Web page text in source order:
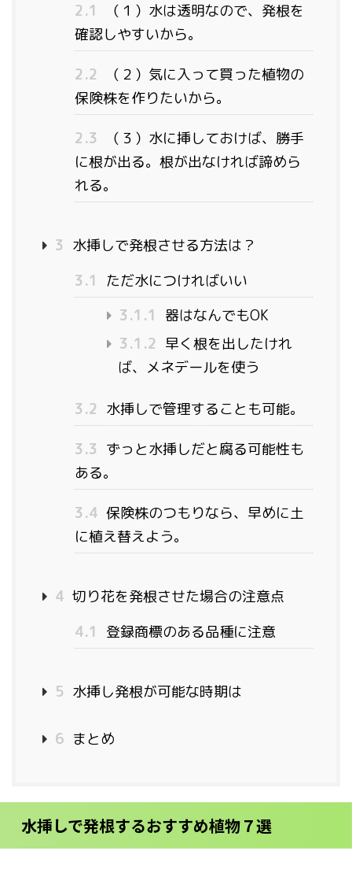
2.1
（１）水は透明なので、発根を
確認しやすいから。
2.2
（２）気に入って買った植物の
保険株を作りたいから。
2.3
（３）水に挿しておけば、勝手
に根が出る。根が出なければ諦めら
れる。
3 水挿しで発根させる方法は？
3.1
ただ水につければいい
3.1.1
器はなんでもOK
3.1.2 早く根を出したけれ
ば、メネデールを使う
3.2 水挿しで管理することも可能。
3.3 ずっと水挿しだと腐る可能性も
ある。
3.4 保険株のつもりなら、早めに土
に植え替えよう。
4 切り花を発根させた場合の注意点
4.1
登録商標のある品種に注意
5 水挿し発根が可能な時期は
6 まとめ
水挿しで発根するおすすめ植物７選